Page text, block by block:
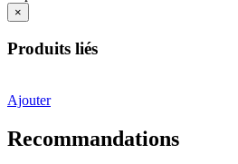
×
Produits liés
Ajouter
Recommandations